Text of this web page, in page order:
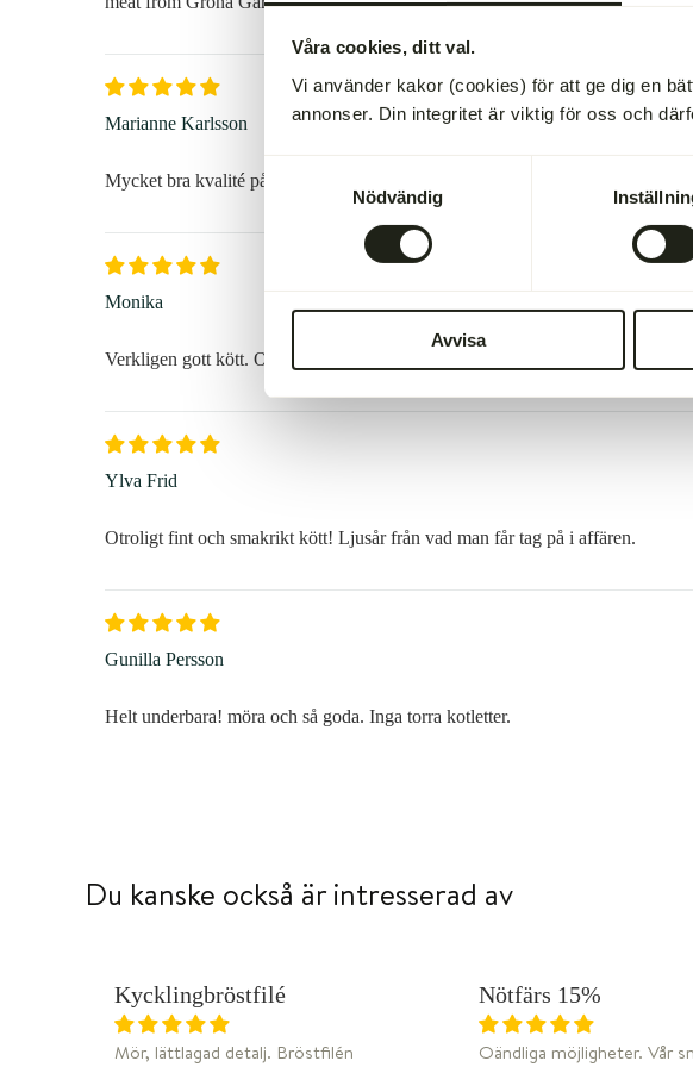
Våra cookies, ditt val.
Vi använder kakor (cookies) för att ge dig en
annonser. Din integritet är viktig för oss och
Samtyckesval
Nödvändig
Avvisa
Marianne Karlsson
Mycket bra kvalité på alla varor.Kommer bara att handla av Gröna gårdar.
Monika
Verkligen gott kött. Och med en riktig fettrand också - som det ska vara.
Ylva Frid
Otroligt fint och smakrikt kött! Ljusår från vad man får tag på i affären.
Gunilla Persson
Helt underbara! möra och så goda. Inga torra kotletter.
Du kanske också är intresserad av
DJUPFRYST
W
Kycklingbröstfilé
Mör, lättlagad detalj. Bröstfilén
Nötfärs 15%
Oändliga möjligheter. Vår